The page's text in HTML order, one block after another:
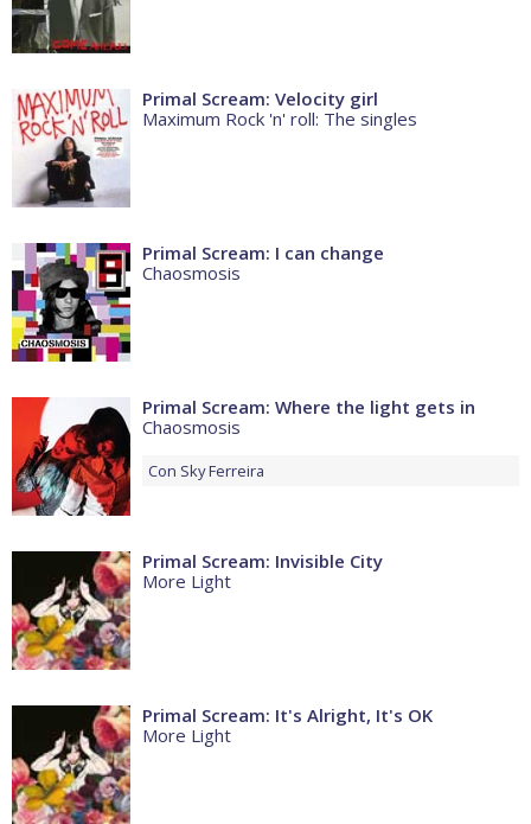
Primal Scream: Velocity girl
Maximum Rock 'n' roll: The singles
Primal Scream: I can change
Chaosmosis
Primal Scream: Where the light gets in
Chaosmosis
Con Sky Ferreira
Primal Scream: Invisible City
More Light
Primal Scream: It's Alright, It's OK
More Light